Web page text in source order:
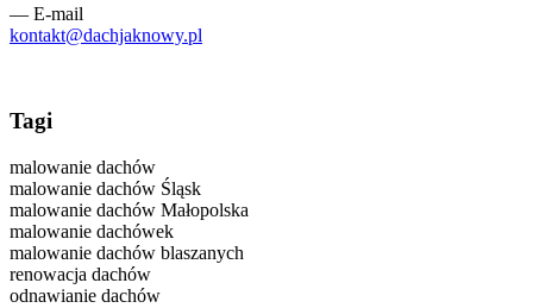
— E-mail
kontakt@dachjaknowy.pl
Tagi
malowanie dachów
malowanie dachów Śląsk
malowanie dachów Małopolska
malowanie dachówek
malowanie dachów blaszanych
renowacja dachów
odnawianie dachów